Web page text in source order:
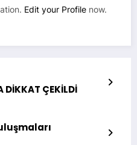
Edit your Profile now.
DİKKAT ÇEKİLDİ